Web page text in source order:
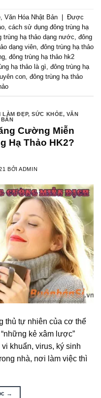
, Văn Hóa Nhật Bản
Được
, cách sử dụng đông trùng hạ
trùng hạ thảo dạng nước, đông
dạng viên, đông trùng hạ thảo
, đông trùng hạ thảo hk2
hạ thảo là gì, đông trùng hạ
con, đông trùng hạ thảo
LÀM ĐẸP,SỨC KHỎE, VĂN
Cường Miễn
Hạ Thảo HK2?
BỞIADMIN
thủ tự nhiên của cơ thể
kẻ xâm lược”
khuẩn, virus, ký sinh
nhà, nơi làm việc thì
→